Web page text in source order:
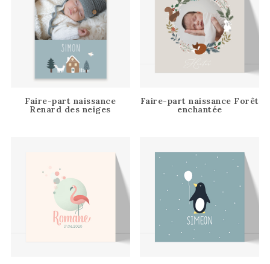
Faire-part naissance
Renard des neiges
Faire-part naissance Forêt
enchantée